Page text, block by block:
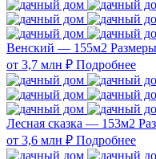
Венский — 155м2
от 3,7 млн ₽ Подробнее
Лесная сказка — 153м2
от 3,6 млн ₽ Подробнее